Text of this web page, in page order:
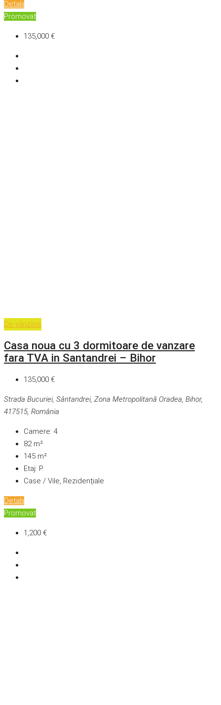
Detalii
Promovat
135,000 €
De vânzare
Casa noua cu 3 dormitoare de vanzare
fara TVA in Santandrei – Bihor
135,000 €
Strada Bucuriei, Sântandrei, Zona Metropolitană Oradea, Bihor,
417515, România
Camere: 4
82 m²
145 m²
Etaj: P
Case / Vile, Rezidențiale
Detalii
Promovat
1,200 €